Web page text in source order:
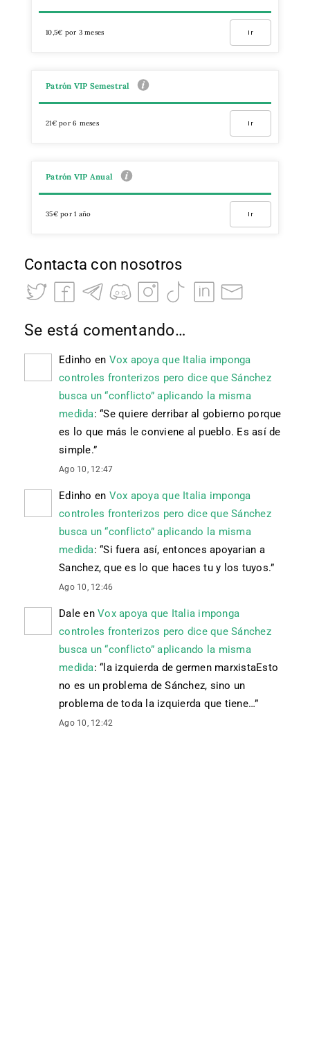
10,5€ por 3 meses Ir
Patrón VIP Semestral
21€ por 6 meses Ir
Patrón VIP Anual
35€ por 1 año Ir
Contacta con nosotros
Se está comentando…
Edinho en Vox apoya que Italia imponga
controles fronterizos pero dice que Sánchez
busca un “conflicto” aplicando la misma
medida: “Se quiere derribar al gobierno porque
es lo que más le conviene al pueblo. Es así de
simple.”
Ago 10, 12:47
Edinho en Vox apoya que Italia imponga
controles fronterizos pero dice que Sánchez
busca un “conflicto” aplicando la misma
medida: “Si fuera así, entonces apoyarian a
Sanchez, que es lo que haces tu y los tuyos.”
Ago 10, 12:46
Dale en Vox apoya que Italia imponga
controles fronterizos pero dice que Sánchez
busca un “conflicto” aplicando la misma
medida: “ la izquierda de germen marxistaEsto
no es un problema de Sánchez, sino un
problema de toda la izquierda que tiene…”
Ago 10, 12:42